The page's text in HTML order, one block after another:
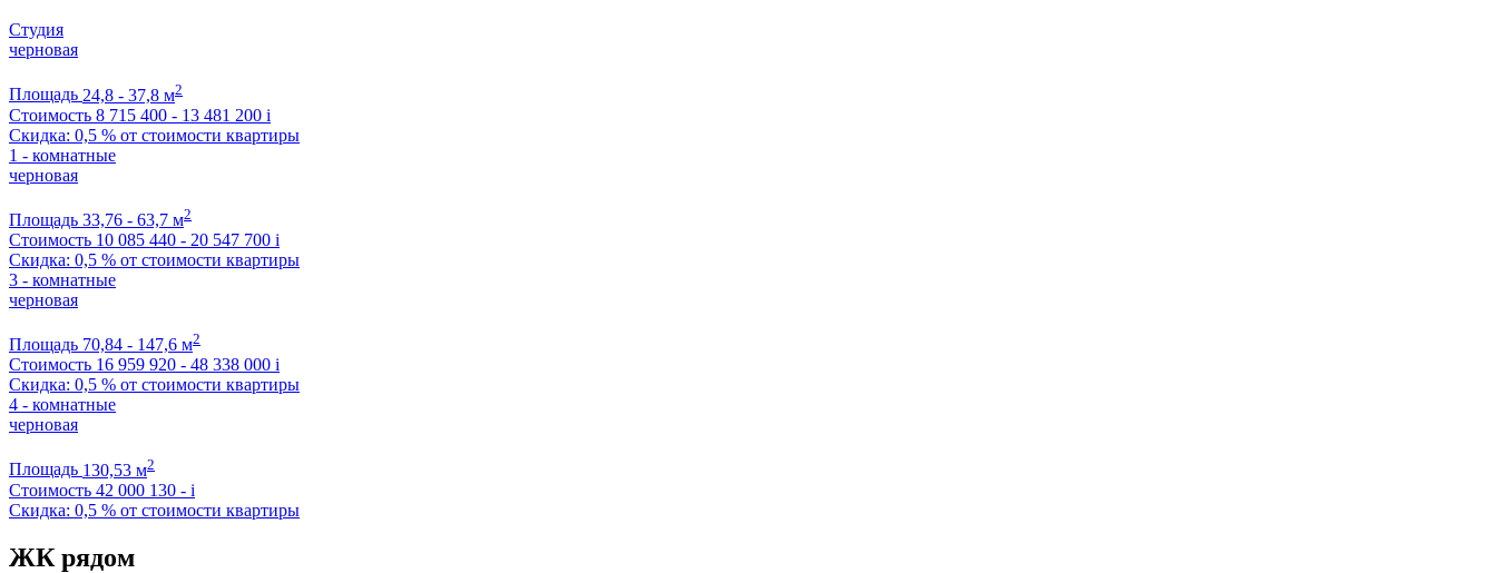
Студия
черновая
Площадь 24,8 - 37,8 м2
Стоимость 8 715 400 - 13 481 200 i
Скидка: 0,5 % от стоимости квартиры
1 - комнатные
черновая
Площадь 33,76 - 63,7 м2
Стоимость 10 085 440 - 20 547 700 i
Скидка: 0,5 % от стоимости квартиры
3 - комнатные
черновая
Площадь 70,84 - 147,6 м2
Стоимость 16 959 920 - 48 338 000 i
Скидка: 0,5 % от стоимости квартиры
4 - комнатные
черновая
Площадь 130,53 м2
Стоимость 42 000 130 - i
Скидка: 0,5 % от стоимости квартиры
ЖК рядом